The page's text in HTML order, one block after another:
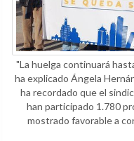
"La huelga continuará
ha explicado Ángela
ha recordado que el
han participado 1.780
mostrado favorable a